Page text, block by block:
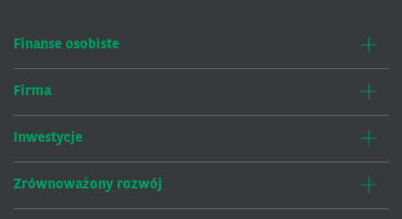
Finanse osobiste
Firma
Inwestycje
Zrównoważony rozwój